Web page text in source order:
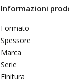
Informazioni
Formato
Spessore
Marca
Serie
Finitura